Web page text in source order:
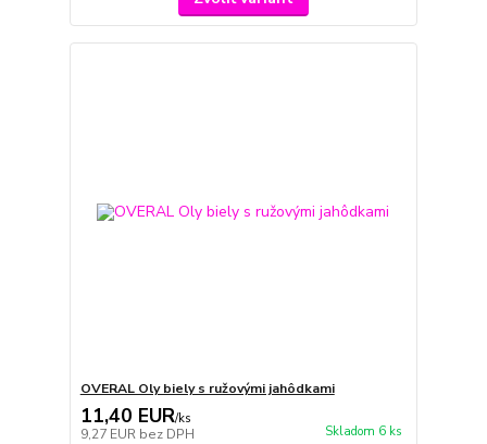
OVERAL Oly biely s ružovými jahôdkami
11,40 EUR/ks
9,27 EUR bez DPH Skladom 6 ks